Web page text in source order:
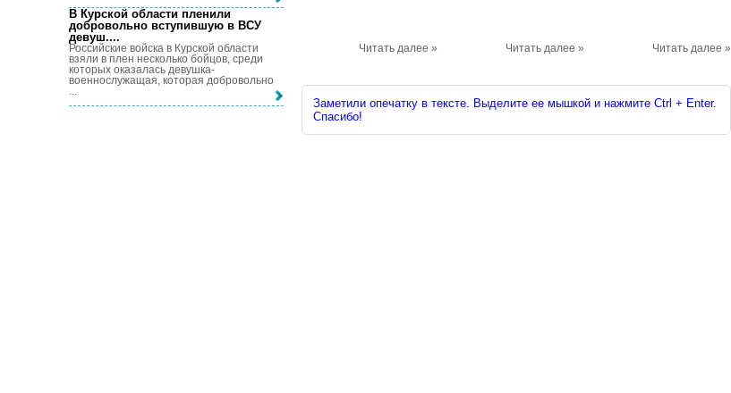
Читать далее » Читать далее » Читать далее »
Заметили опечатку в тексте. Выделите ее мышкой и нажмите Ctrl + Enter.
Спасибо!
В Курской области пленили
добровольно вступившую в ВСУ
девуш....
Российские войска в Курской области
взяли в плен несколько бойцов, среди
которых оказалась девушка-
военнослужащая, которая добровольно
...